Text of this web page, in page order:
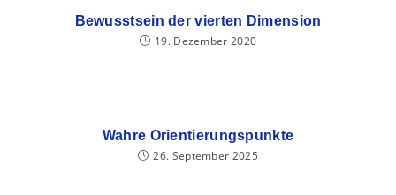
Bewusstsein der vierten Dimension
19. Dezember 2020
Wahre Orientierungspunkte
26. September 2025